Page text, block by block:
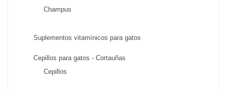
Champus
Suplementos vitamínicos para gatos
Cepillos para gatos - Cortauñas
Cepillos